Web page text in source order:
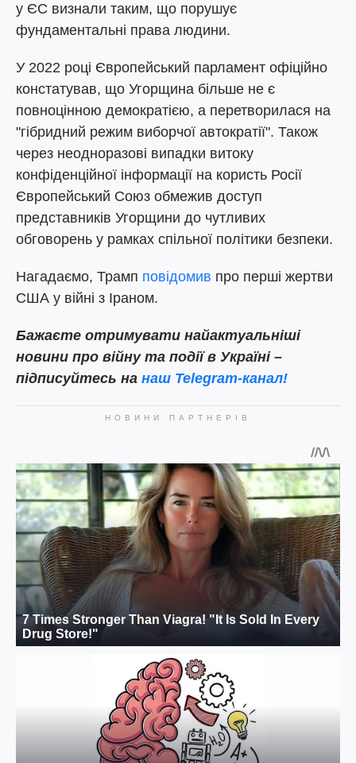
у ЄС визнали таким, що порушує
фундаментальні права людини.
У 2022 році Європейський парламент офіційно
констатував, що Угорщина більше не є
повноцінною демократією, а перетворилася на
"гібридний режим виборчої автократії". Також
через неодноразові випадки витоку
конфіденційної інформації на користь Росії
Європейський Союз обмежив доступ
представників Угорщини до чутливих
обговорень у рамках спільної політики безпеки.
Нагадаємо, Трамп повідомив про перші жертви
США у війні з Іраном.
Бажаєте отримувати найактуальніші
новини про війну та події в Україні –
підписуйтесь на наш Telegram-канал!